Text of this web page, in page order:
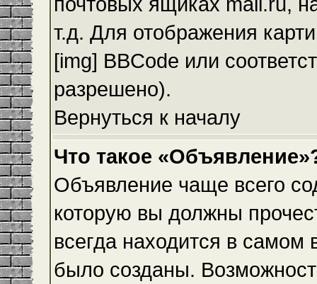
т.д. Для отображения
[img] BBCode или
разрешено).
Вернуться к началу
Что такое
Объявление чаще всего
которую вы должны
всегда находится в
было созданы.